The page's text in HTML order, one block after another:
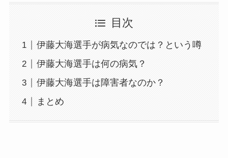
目次
伊藤大海選手が病気なのでは？という噂
伊藤大海選手は何の病気？
伊藤大海選手は障害者なのか？
まとめ